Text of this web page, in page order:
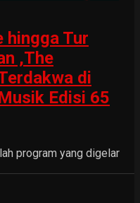
hingga Tur
,The
di
Edisi 65
program yang digelar